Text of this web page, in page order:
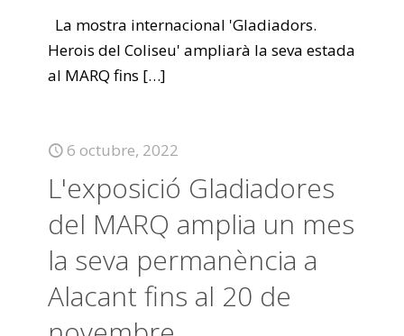
La mostra internacional 'Gladiadors.
Herois del Coliseu' ampliarà la seva estada
al MARQ fins […]
6 octubre, 2022
L'exposició Gladiadores
del MARQ amplia un mes
la seva permanència a
Alacant fins al 20 de